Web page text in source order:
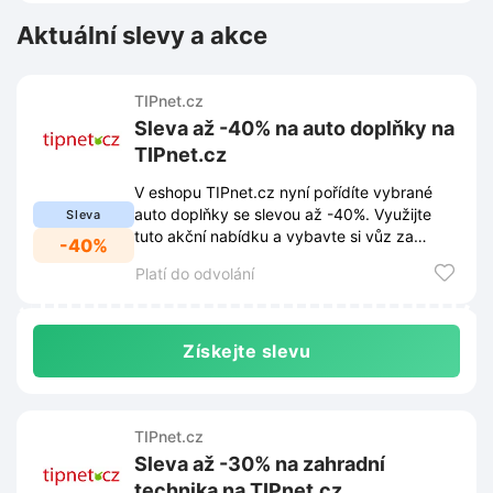
Aktuální slevy a akce
Sleva
-40%
TIPnet.cz
Sleva až -40% na auto doplňky na
TIPnet.cz
V eshopu TIPnet.cz nyní pořídíte vybrané
auto doplňky se slevou až -40%. Využijte
tuto akční nabídku a vybavte si vůz za
Platí do odvolání
Získejte slevu
TIPnet.cz
Sleva až -30% na zahradní